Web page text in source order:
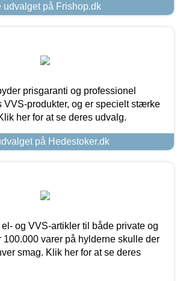
udvalget på Frishop.dk
prisgaranti og professionel
VVS-produkter, og er specielt stærke
her for at se deres udvalg.
på Hedestoker.dk
og VVS-artikler til både private og
100.000 varer på hylderne skulle der
smag. Klik her for at se deres